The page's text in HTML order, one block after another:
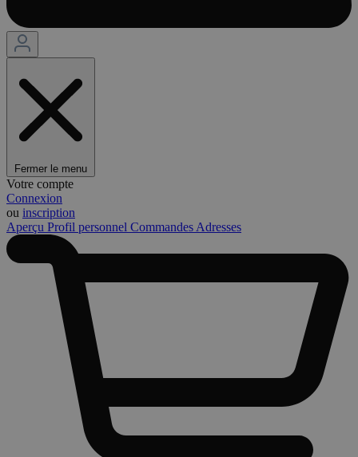
Fermer le menu
Votre compte
Connexion
ou inscription
Aperçu Profil personnel Commandes Adresses